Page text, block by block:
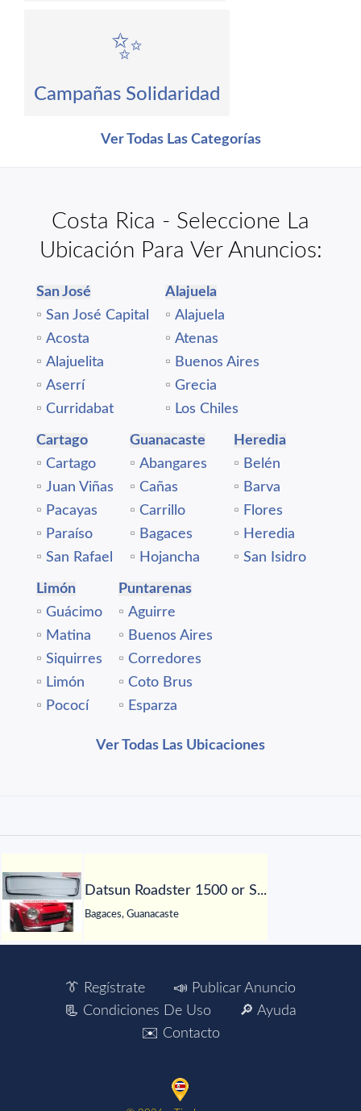
✨
Campañas Solidaridad
Ver Todas Las Categorías
Costa Rica - Seleccione La
Ubicación Para Ver Anuncios:
San José
▫️ San José Capital
▫️ Acosta
▫️ Alajuelita
▫️ Aserrí
▫️ Curridabat
Alajuela
▫️ Alajuela
▫️ Atenas
▫️ Buenos Aires
▫️ Grecia
▫️ Los Chiles
Cartago
▫️ Cartago
▫️ Juan Viñas
▫️ Pacayas
▫️ Paraíso
▫️ San Rafael
Guanacaste
▫️ Abangares
▫️ Cañas
▫️ Carrillo
▫️ Bagaces
▫️ Hojancha
Heredia
▫️ Belén
▫️ Barva
▫️ Flores
▫️ Heredia
▫️ San Isidro
Limón
▫️ Guácimo
▫️ Matina
▫️ Siquirres
▫️ Limón
▫️ Pococí
Puntarenas
▫️ Aguirre
▫️ Buenos Aires
▫️ Corredores
▫️ Coto Brus
▫️ Esparza
Ver Todas Las Ubicaciones
Datsun Roadster 1500 or S...
Bagaces, Guanacaste
👔 Regístrate
📣 Publicar Anuncio
📃 Condiciones De Uso
🔎 Ayuda
✉️ Contacto